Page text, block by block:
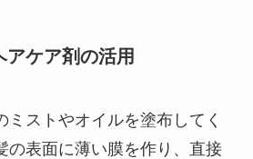
ケア剤の活用
ミストやオイルを塗布してく
の表面に薄い膜を作り、直接